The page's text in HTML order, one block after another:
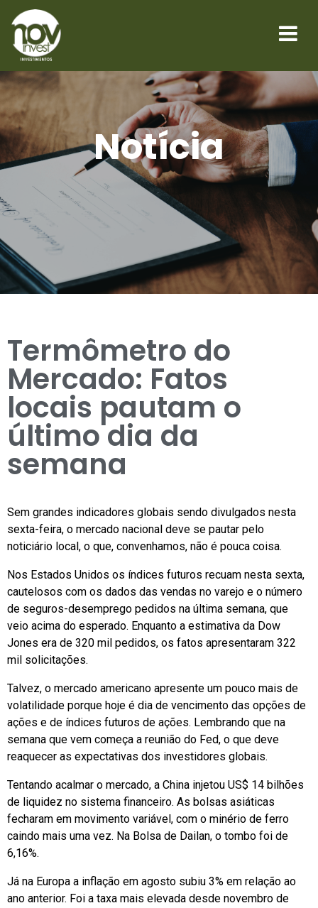
Notícia
Termômetro do
Mercado: Fatos
locais pautam o
último dia da
semana
Sem grandes indicadores globais sendo divulgados nesta
sexta-feira, o mercado nacional deve se pautar pelo
noticiário local, o que, convenhamos, não é pouca coisa.
Nos Estados Unidos os índices futuros recuam nesta sexta,
cautelosos com os dados das vendas no varejo e o número
de seguros-desemprego pedidos na última semana, que
veio acima do esperado. Enquanto a estimativa da Dow
Jones era de 320 mil pedidos, os fatos apresentaram 322
mil solicitações.
Talvez, o mercado americano apresente um pouco mais de
volatilidade porque hoje é dia de vencimento das opções de
ações e de índices futuros de ações. Lembrando que na
semana que vem começa a reunião do Fed, o que deve
reaquecer as expectativas dos investidores globais.
Tentando acalmar o mercado, a China injetou US$ 14 bilhões
de liquidez no sistema financeiro. As bolsas asiáticas
fecharam em movimento variável, com o minério de ferro
caindo mais uma vez. Na Bolsa de Dailan, o tombo foi de
6,16%.
Já na Europa a inflação em agosto subiu 3% em relação ao
ano anterior. Foi a taxa mais elevada desde novembro de